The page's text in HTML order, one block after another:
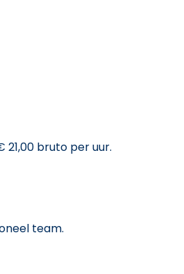
bruto per uur.
team.